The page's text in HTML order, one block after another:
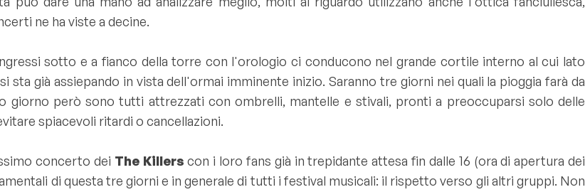
ne ha viste a decine.
sotto e a fianco della torre con l'orologio ci conducono nel grande cortile interno al cui lato
già assiepando in vista dell'ormai imminente inizio. Saranno tre giorni nei quali la pioggia farà da
giorno però sono tutti attrezzati con ombrelli, mantelle e stivali, pronti a preoccuparsi solo delle
spiacevoli ritardi o cancellazioni.
concerto dei The Killers con i loro fans già in trepidante attesa fin dalle 16 (ora di apertura dei
di questa tre giorni e in generale di tutti i festival musicali: il rispetto verso gli altri gruppi. Non